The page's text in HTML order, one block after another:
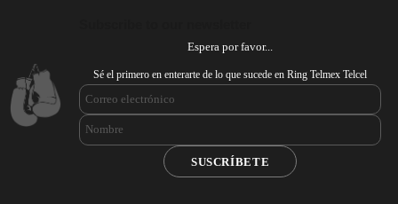
Espera por favor...
Sé el primero en enterarte de lo que sucede en Ring Telmex Telcel